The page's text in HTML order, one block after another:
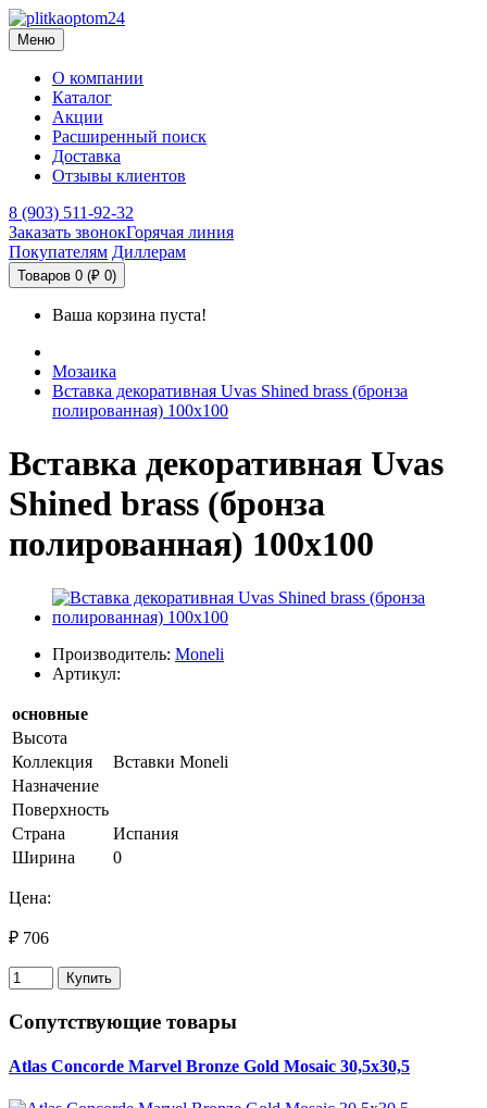
Меню
О компании
Каталог
Акции
Расширенный поиск
Доставка
Отзывы клиентов
8 (903) 511-92-32
Заказать звонокГорячая линия
Покупателям Диллерам
Товаров 0 (₽ 0)
Ваша корзина пуста!
Мозаика
Вставка декоративная Uvas Shined brass (бронза
полированная) 100х100
Вставка декоративная Uvas
Shined brass (бронза
полированная) 100х100
Производитель: Moneli
Артикул:
основные
Высота
Коллекция
Вставки Moneli
Назначение
Поверхность
Страна
Испания
Ширина
0
Цена:
₽ 706
Купить
Сопутствующие товары
Atlas Concorde Marvel Bronze Gold Mosaic 30,5x30,5